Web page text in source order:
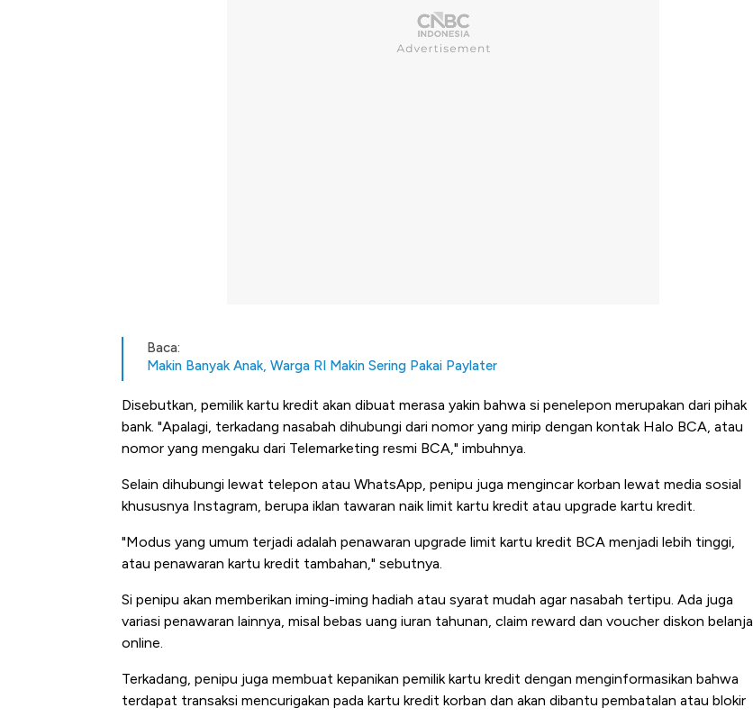
Baca:
Makin Banyak Anak, Warga RI Makin Sering Pakai Paylater
Disebutkan, pemilik kartu kredit akan dibuat merasa yakin bahwa si penelepon merupakan dari pihak
bank. "Apalagi, terkadang nasabah dihubungi dari nomor yang mirip dengan kontak Halo BCA, atau
nomor yang mengaku dari Telemarketing resmi BCA," imbuhnya.
Selain dihubungi lewat telepon atau WhatsApp, penipu juga mengincar korban lewat media sosial
khususnya Instagram, berupa iklan tawaran naik limit kartu kredit atau upgrade kartu kredit.
"Modus yang umum terjadi adalah penawaran upgrade limit kartu kredit BCA menjadi lebih tinggi,
atau penawaran kartu kredit tambahan," sebutnya.
Si penipu akan memberikan iming-iming hadiah atau syarat mudah agar nasabah tertipu. Ada juga
variasi penawaran lainnya, misal bebas uang iuran tahunan, claim reward dan voucher diskon belanja
online.
Terkadang, penipu juga membuat kepanikan pemilik kartu kredit dengan menginformasikan bahwa
terdapat transaksi mencurigakan pada kartu kredit korban dan akan dibantu pembatalan atau blokir
Bangkit dari Kubur! Bisnis Furniture &
5 Raja Ekonomi Indonesia: Maaf, Gak